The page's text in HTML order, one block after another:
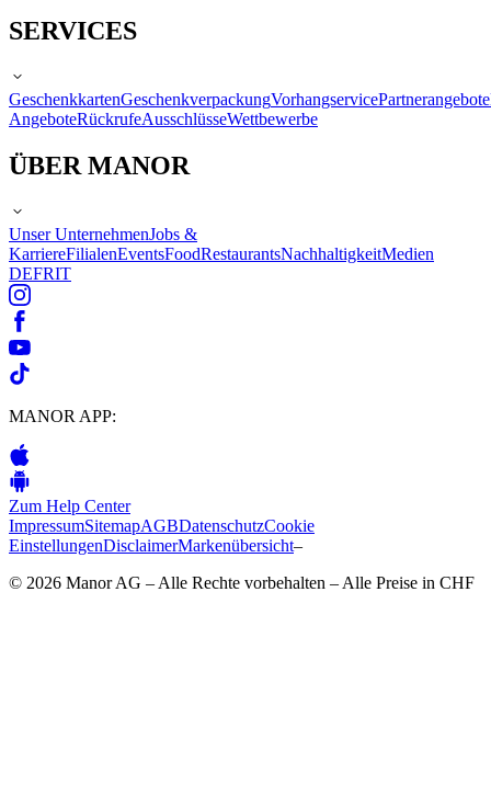
SERVICES
GeschenkkartenGeschenkverpackungVorhangservicePartnerangebote
AngeboteRückrufeAusschlüsseWettbewerbe
ÜBER MANOR
Unser UnternehmenJobs &
KarriereFilialenEventsFoodRestaurantsNachhaltigkeitMedien
DEFRIT
MANOR APP:
Zum Help Center
ImpressumSitemapAGBDatenschutzCookie
EinstellungenDisclaimerMarkenübersicht–
© 2026 Manor AG – Alle Rechte vorbehalten – Alle Preise in CHF